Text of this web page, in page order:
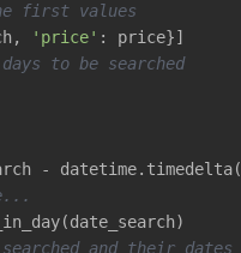
first values
'price' : price}]
to be searched
-
searched and their